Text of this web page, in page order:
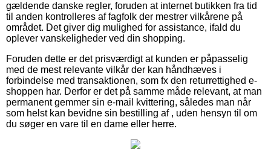
gældende danske regler, foruden at internet butikken fra tid
til anden kontrolleres af fagfolk der mestrer vilkårene på
området. Det giver dig mulighed for assistance, ifald du
oplever vanskeligheder ved din shopping.
Foruden dette er det prisværdigt at kunden er påpasselig
med de mest relevante vilkår der kan håndhæves i
forbindelse med transaktionen, som fx den returrettighed e-
shoppen har. Derfor er det på samme måde relevant, at man
permanent gemmer sin e-mail kvittering, således man når
som helst kan bevidne sin bestilling af , uden hensyn til om
du søger en vare til en dame eller herre.